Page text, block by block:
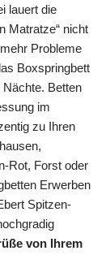
lauert die
Matratze“ nicht
Probleme
Boxspringbett
Betten
im
zu Ihren
Rot, Forst oder
Erwerben
Spitzen-
von Ihrem